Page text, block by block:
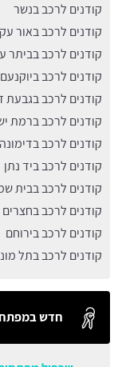
קודנים לרכב בנשר
קודנים לרכב באור
קודנים לרכב בביתר
קודנים לרכב ביוקנעם
קודנים לרכב בגבעת
קודנים לרכב ברמת
קודנים לרכב בדימונה
קודנים לרכב ביד נתן
קודנים לרכב בבית
קודנים לרכב בחצרים
קודנים לרכב בירוחם
קודנים לרכב בתל
חדש
שכפול